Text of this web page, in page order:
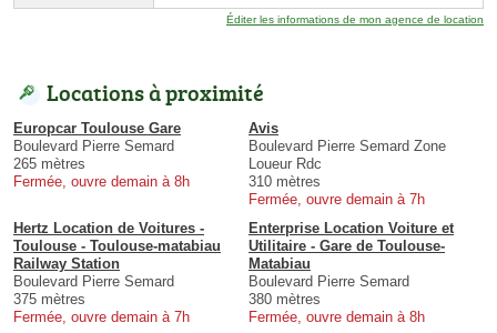
Éditer les informations de mon agence de location
Locations à proximité
Europcar Toulouse Gare
Boulevard Pierre Semard
265 mètres
Fermée, ouvre demain à 8h
Avis
Boulevard Pierre Semard Zone
Loueur Rdc
310 mètres
Fermée, ouvre demain à 7h
Hertz Location de Voitures -
Toulouse - Toulouse-matabiau
Railway Station
Boulevard Pierre Semard
375 mètres
Fermée, ouvre demain à 7h
Enterprise Location Voiture et
Utilitaire - Gare de Toulouse-
Matabiau
Boulevard Pierre Semard
380 mètres
Fermée, ouvre demain à 8h